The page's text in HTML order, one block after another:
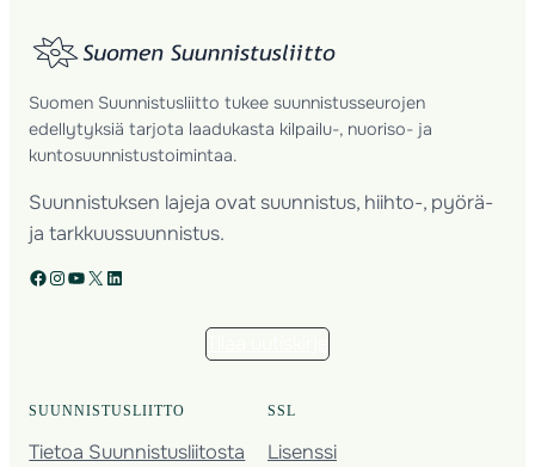
Suomen Suunnistusliitto tukee suunnistusseurojen
edellytyksiä tarjota laadukasta kilpailu-, nuoriso- ja
kuntosuunnistustoimintaa.
Suunnistuksen lajeja ovat suunnistus, hiihto-, pyörä-
ja tarkkuussuunnistus.
Facebook Instagram YouTube X LinkedIn
SUUNNISTUSLIITTO
Tietoa Suunnistusliitosta
SSL
Lisenssi